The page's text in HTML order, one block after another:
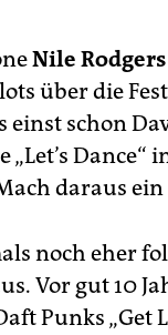
Nile Rodgers
über die
schon
Dance“
daraus
noch eher
Vor gut 10
Punks „Get